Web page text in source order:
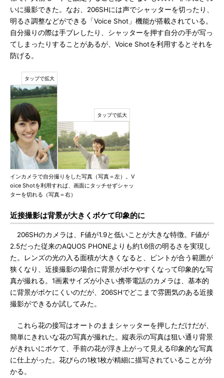
いに撮影できた。なお、206SHには声でシャッターを切ったり、
明るさ調整などができる「Voice Shot」機能が搭載されている。
自分撮りの際は手ブレしたり、シャッターを押す自分の手が写っ
てしまったりすることがあるが、Voice Shotを利用するとそれを
防げる。
インカメラで自分撮りをした写真（写真＝左）。V
oice Shotを利用すれば、画面にタッチせずシャッ
ターを切れる（写真＝右）
近接撮影は背景が大きくボケて印象的に
206SHのカメラは、F値が1.9と低いことが大きな特徴。F値が
2.5だった従来のAQUOS PHONEよりも約1.6倍の明るさを実現し
た。レンズの光の入る面積が大きくなると、ピントが合う範囲が
狭くなり、近接撮影の場合に背景がボケやすくなって印象的な写
真が撮れる。1画素サイズが小さい携帯電話のカメラは、基本的
に背景がボケにくいのだが、206SHでどこまで雰囲気のある近接
撮影ができるか試してみた。
これら花の接写はオートのままシャッターを押しただけだが、
簡単にきれいな花の写真が撮れた。縦表示の写真は狙い通り背景
がきれいにボケて、手前の花が浮き上がって見える印象的な写真
に仕上がった。花びらの1枚1枚が精細に描写されていることが分
かる。